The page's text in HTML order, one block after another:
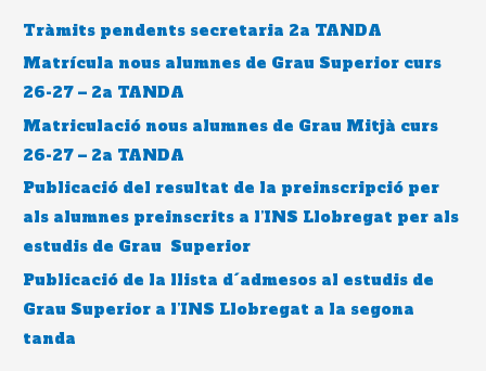
Tràmits pendents secretaria 2a TANDA
Matrícula nous alumnes de Grau Superior curs
26-27 – 2a TANDA
Matriculació nous alumnes de Grau Mitjà curs
26-27 – 2a TANDA
Publicació del resultat de la preinscripció per
als alumnes preinscrits a l’INS Llobregat per als
estudis de Grau Superior
Publicació de la llista d´admesos al estudis de
Grau Superior a l’INS Llobregat a la segona
tanda